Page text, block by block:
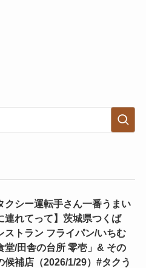
クシー運転手さん一番うまい
連れてって】茨城県つくば
ストラン フライパン/いちむ
堂/田舎の台所 零壱」& その
候補店（2026/1/29）#タクう